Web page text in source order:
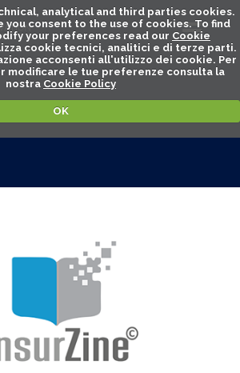
analytical and third parties cookies.
you consent to the use of cookies. To find
your preferences read our Cookie
cookie tecnici, analitici e di terze parti.
acconsenti all'utilizzo dei cookie. Per
modificare le tue preferenze consulta la
nostra Cookie Policy
OK